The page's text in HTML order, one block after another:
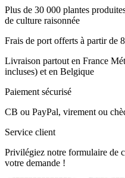
Plus de 30 000 plantes
de culture raisonnée
Frais de port offerts à partir de
Livraison partout en France
incluses) et en Belgique
Paiement sécurisé
CB ou PayPal, virement ou
Service client
Privilégiez notre formulaire de
votre demande !